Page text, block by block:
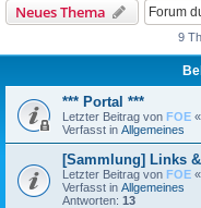
Neues Thema
9
*** Portal ***
Letzter Beitrag von FOE «
Verfasst in Allgemeines
[Sammlung] Links
Letzter Beitrag von FOE «
Verfasst in Allgemeines
Antworten: 13